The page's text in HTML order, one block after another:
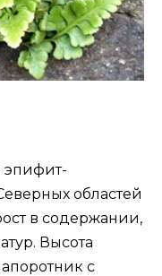
эпифит-
областей
в содержании,
Высота
с